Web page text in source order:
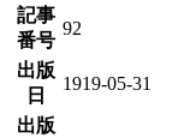
記事
番号
92
出版
日
1919-05-31
出版